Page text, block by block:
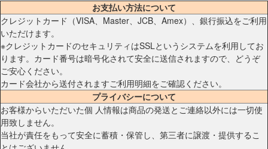
お支払い方法について
クレジットカード（VISA、Master、JCB、Amex）、銀行振込をご利用
いただけます。
※クレジットカードのセキュリティはSSLというシステムを利用してお
ります。カード番号は暗号化されて安全に送信されますので、どうぞ
ご安心ください。
カード会社から送付されますご利用明細をご確認ください。
プライバシーについて
お客様からいただいた個 人情報は商品の発送とご連絡以外には一切使
用致しません。
当社が責任をもって安全に蓄積・保管し、第三者に譲渡・提供するこ